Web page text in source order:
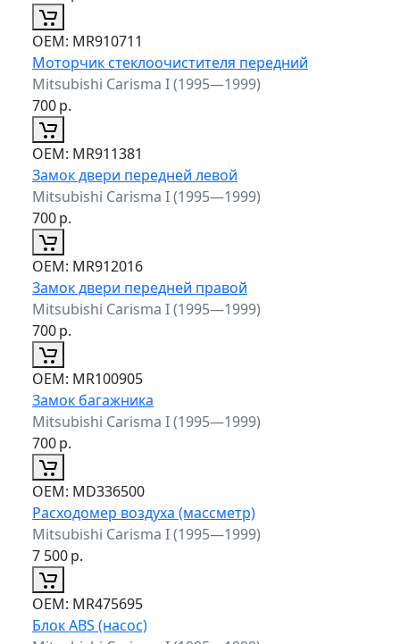
ОЕМ: MR910711
Моторчик стеклоочистителя передний
Mitsubishi Carisma I (1995—1999)
700р.
ОЕМ: MR911381
Замок двери передней левой
Mitsubishi Carisma I (1995—1999)
700р.
ОЕМ: MR912016
Замок двери передней правой
Mitsubishi Carisma I (1995—1999)
700р.
ОЕМ: MR100905
Замок багажника
Mitsubishi Carisma I (1995—1999)
700р.
ОЕМ: MD336500
Расходомер воздуха (массметр)
Mitsubishi Carisma I (1995—1999)
7 500р.
ОЕМ: MR475695
Блок ABS (насос)